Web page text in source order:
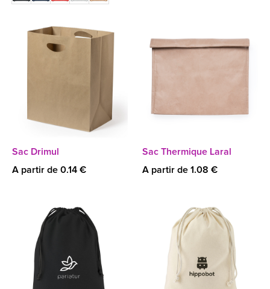
Sac Drimul
A partir de 0.14 €
Sac Thermique Laral
A partir de 1.08 €